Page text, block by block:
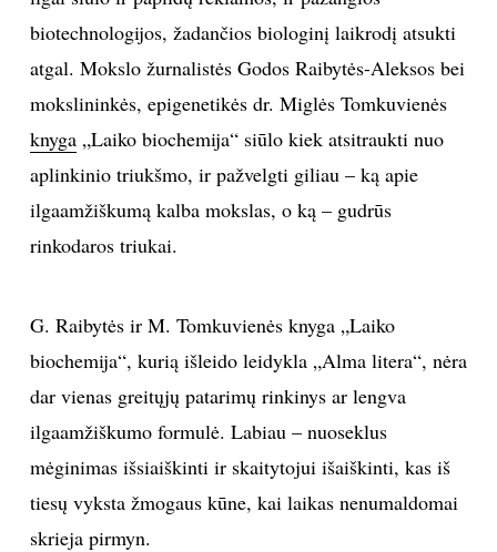
MUZIKA
TEATRAS
SPORTAS
FOTOGRAFIJA
ORAI
ISTORIJA
KNYGOS
biotechnologijos, žadančios biologinį laikrodį atsukti
atgal. Mokslo žurnalistės Godos Raibytės-Aleksos bei
mokslininkės, epigenetikės dr. Miglės Tomkuvienės
knyga„Laiko biochemija“ siūlo kiek atsitraukti nuo
aplinkinio triukšmo, ir pažvelgti giliau – ką apie
ilgaamžiškumą kalba mokslas, o ką – gudrūs
rinkodaros triukai.
G. Raibytės ir M. Tomkuvienės knyga „Laiko
biochemija“, kurią išleido leidykla „Alma litera“, nėra
dar vienas greitųjų patarimų rinkinys ar lengva
ilgaamžiškumo formulė. Labiau – nuoseklus
mėginimas išsiaiškinti ir skaitytojui išaiškinti, kas iš
tiesų vyksta žmogaus kūne, kai laikas nenumaldomai
skrieja pirmyn.